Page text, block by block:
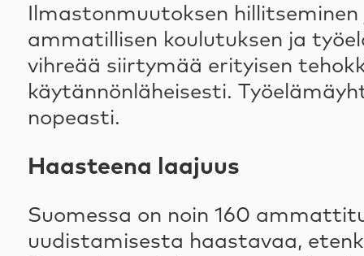
Ilmastonmuutoksen
ammatillisen koulutuksen ja
vihreää siirtymää erityisen
käytännönläheisesti.
nopeasti.
Haasteena laajuus
Suomessa on noin 160
uudistamisesta haastavaa,